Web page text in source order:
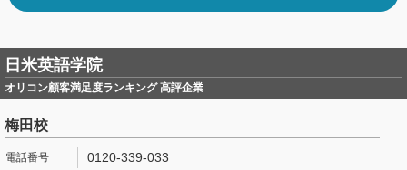
日米英語学院
オリコン顧客満足度ランキング 高評企業
梅田校
0120-339-033